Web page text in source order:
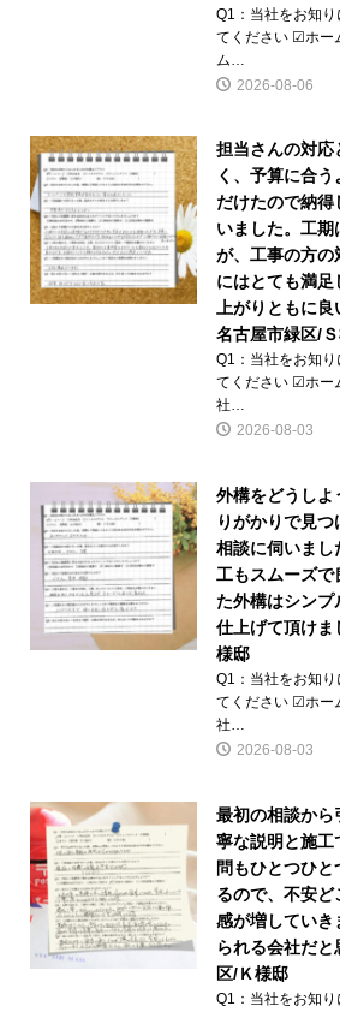
Q1：当社をお知り
てください ☑ホ
ム…
2026-08-06
担当さんの対応
く、予算に合
だけたので納
いました。工期
が、工事の方の
にはとても満
上がりともに良
名古屋市緑区/
Q1：当社をお知り
てください ☑ホ
社…
2026-08-03
外構をどうしよ
りがかりで見
相談に伺いまし
工もスムーズで
た外構はシンプ
仕上げて頂けま
様邸
Q1：当社をお知り
てください ☑ホ
社…
2026-08-03
最初の相談から
寧な説明と施工
問もひとつひ
るので、不安
感が増していき
られる会社だ
区/Ｋ様邸
Q1：当社をお知り